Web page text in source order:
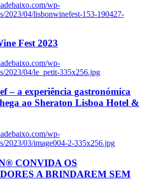
wp-
2023/04/lisbonwinefest-153-190427-
Fest 2023
wp-
2023/04/le_petit-335x256.jpg
– a experiência gastronómica
ao Sheraton Lisboa Hotel &
wp-
2023/03/image004-2-335x256.jpg
CONVIDA OS
A BRINDAREM SEM